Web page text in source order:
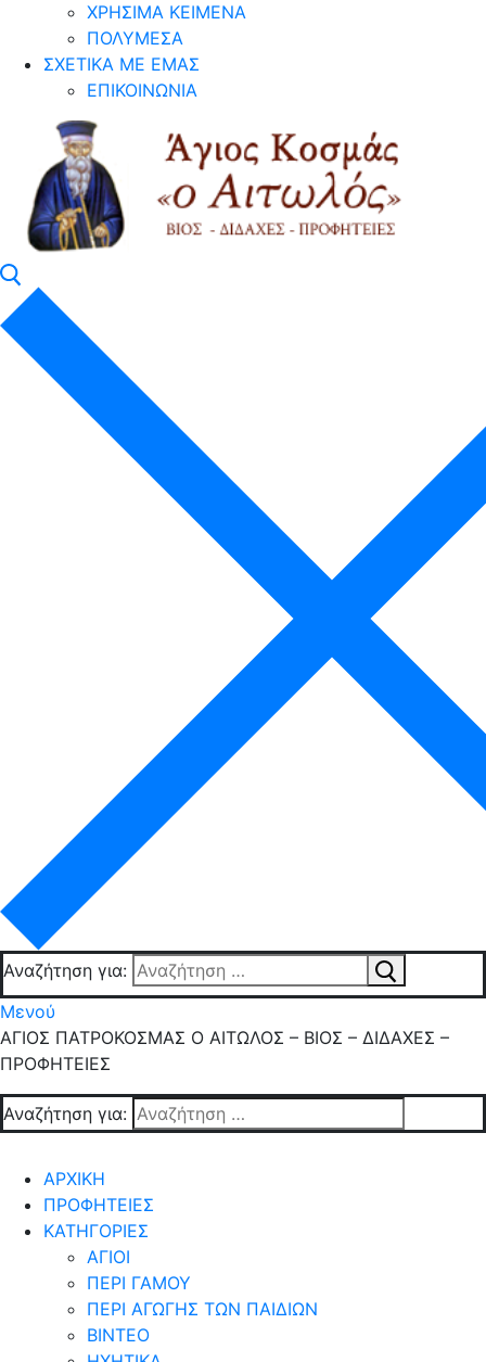
ΧΡΗΣΙΜΑ ΚΕΙΜΕΝΑ
ΠΟΛΥΜΕΣΑ
ΣΧΕΤΙΚΑ ΜΕ ΕΜΑΣ
ΕΠΙΚΟΙΝΩΝΙΑ
Αναζήτηση για:
Μενού
ΑΓΙΟΣ ΠΑΤΡΟΚΟΣΜΑΣ Ο ΑΙΤΩΛΟΣ – ΒΙΟΣ – ΔΙΔΑΧΕΣ –
ΠΡΟΦΗΤΕΙΕΣ
Αναζήτηση για:
ΑΡΧΙΚΗ
ΠΡΟΦΗΤΕΙΕΣ
ΚΑΤΗΓΟΡΙΕΣ
ΑΓΙΟΙ
ΠΕΡΙ ΓΑΜΟΥ
ΠΕΡΙ ΑΓΩΓΗΣ ΤΩΝ ΠΑΙΔΙΩΝ
ΒΙΝΤΕΟ